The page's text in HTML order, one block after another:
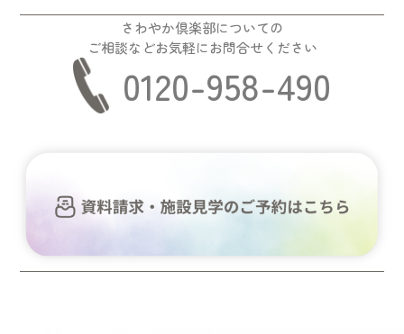
さわやか倶楽部についての
ご相談などお気軽にお問合せください
0120-958-490